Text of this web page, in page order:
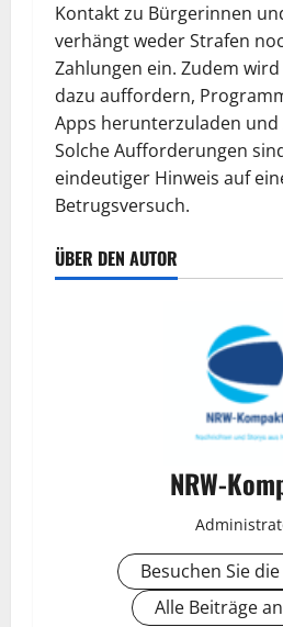
Kontakt zu Bürgerinnen
verhängt weder Strafen
Zahlungen ein. Zudem
dazu auffordern,
Apps herunterzuladen
Solche Aufforderungen
eindeutiger Hinweis auf
Betrugsversuch.
ÜBER DEN AUTOR
NRW-
Besuchen Sie
Alle Beiträge